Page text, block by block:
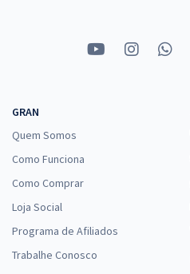
GRAN
Quem Somos
Como Funciona
Como Comprar
Loja Social
Programa de Afiliados
Trabalhe Conosco